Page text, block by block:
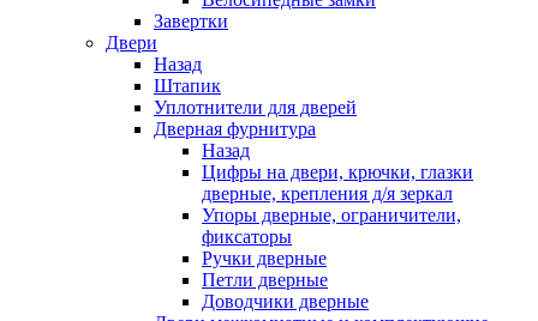
Завертки
Двери
Назад
Штапик
Уплотнители для дверей
Дверная фурнитура
Назад
Цифры на двери, крючки, глазки
дверные, крепления д/я зеркал
Упоры дверные, ограничители,
фиксаторы
Ручки дверные
Петли дверные
Доводчики дверные